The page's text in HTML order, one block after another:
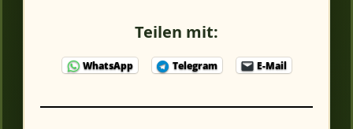
Teilen mit:
WhatsApp Telegram E-Mail